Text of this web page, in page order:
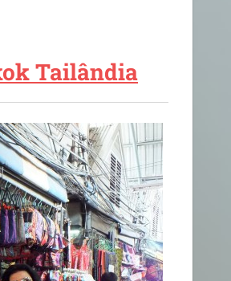
Tailândia